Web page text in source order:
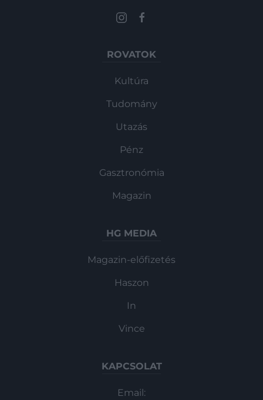
ROVATOK
Kultúra
Tudomány
Utazás
Pénz
Gasztronómia
Magazin
HG MEDIA
Magazin-előfizetés
Haszon
In
Vince
KAPCSOLAT
Email: